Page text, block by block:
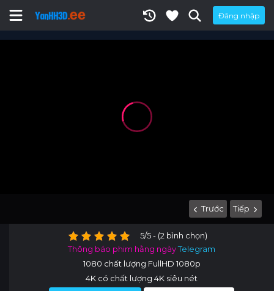
Đăng nhập
Trước Tiếp
5/5 - (2 bình chọn)
Thông báo phim hằng ngàyTelegram
1080 chất lượng FullHD 1080p
4K có chất lượng 4K siêu nét